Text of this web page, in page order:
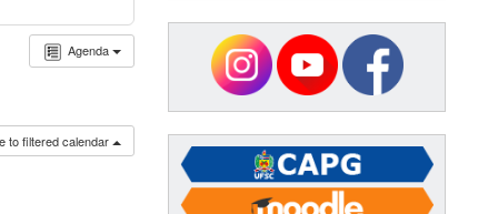
Agenda
to filtered calendar